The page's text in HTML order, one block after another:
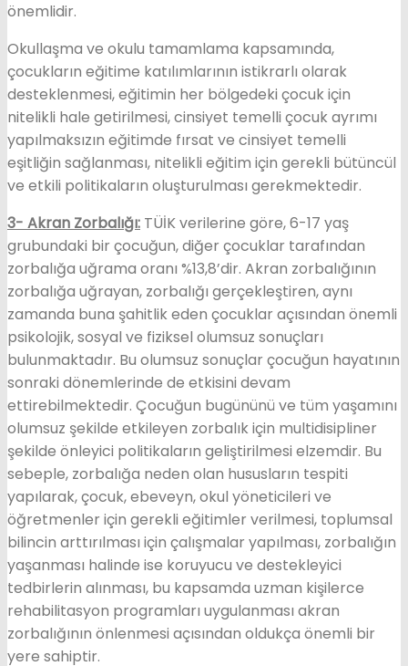
önemlidir.
Okullaşma ve okulu tamamlama kapsamında,
çocukların eğitime katılımlarının istikrarlı olarak
desteklenmesi, eğitimin her bölgedeki çocuk için
nitelikli hale getirilmesi, cinsiyet temelli çocuk ayrımı
yapılmaksızın eğitimde fırsat ve cinsiyet temelli
eşitliğin sağlanması, nitelikli eğitim için gerekli bütüncül
ve etkili politikaların oluşturulması gerekmektedir.
3- Akran Zorbalığı: TÜİK verilerine göre, 6-17 yaş
grubundaki bir çocuğun, diğer çocuklar tarafından
zorbalığa uğrama oranı %13,8’dir. Akran zorbalığının
zorbalığa uğrayan, zorbalığı gerçekleştiren, aynı
zamanda buna şahitlik eden çocuklar açısından önemli
psikolojik, sosyal ve fiziksel olumsuz sonuçları
bulunmaktadır. Bu olumsuz sonuçlar çocuğun hayatının
sonraki dönemlerinde de etkisini devam
ettirebilmektedir. Çocuğun bugününü ve tüm yaşamını
olumsuz şekilde etkileyen zorbalık için multidisipliner
şekilde önleyici politikaların geliştirilmesi elzemdir. Bu
sebeple, zorbalığa neden olan hususların tespiti
yapılarak, çocuk, ebeveyn, okul yöneticileri ve
öğretmenler için gerekli eğitimler verilmesi, toplumsal
bilincin arttırılması için çalışmalar yapılması, zorbalığın
yaşanması halinde ise koruyucu ve destekleyici
tedbirlerin alınması, bu kapsamda uzman kişilerce
rehabilitasyon programları uygulanması akran
zorbalığının önlenmesi açısından oldukça önemli bir
yere sahiptir.